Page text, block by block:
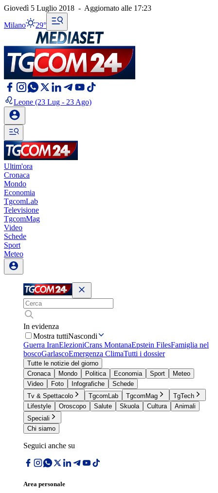
Giovedì 5 Luglio 2018 - Aggiornato alle 17:23
Milano 29°
Leone (23 Lug - 23 Ago)
Ultim'ora
Cronaca
Mondo
Economia
TgcomLab
Televisione
TgcomMag
Video
Schede
Sport
Meteo
In evidenza
Mostra tuttiNascondi
Guerra IranElezioniCrans MontanaEpstein FilesFamiglia nel
boscoGarlascoEmergenza ClimaTutti i dossier
Tutte le notizie del giorno
Cronaca
Mondo Politica Economia Sport
Meteo
Video
Foto Infografiche
Schede
Tv & Spettacolo
TgcomLab TgcomMag
TgTech
Lifestyle
Oroscopo Salute Skuola Cultura
Animali
Speciali
Chi siamo
Seguici anche su
Area personale